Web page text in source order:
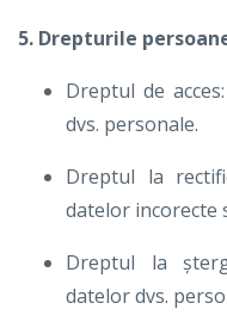
5. Drepturile
Dreptul de
dvs. personale.
Dreptul la
datelor incorecte
Dreptul la
datelor dvs.